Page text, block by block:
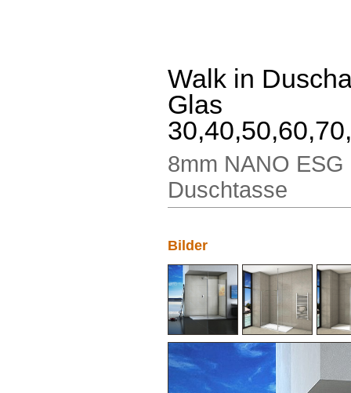
Walk in
Glas
8mm NANO
Duschtasse
Bilder